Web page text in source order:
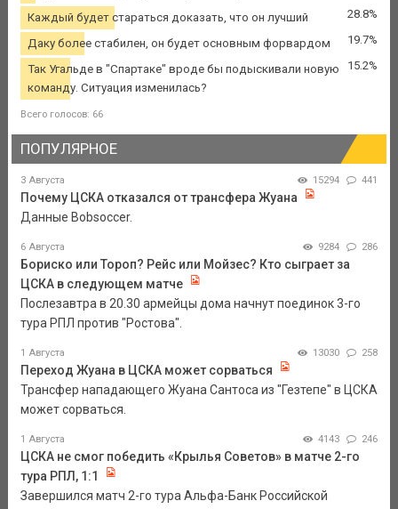
Каждый будет стараться доказать, что он лучший 28.8%
Даку более стабилен, он будет основным форвардом 19.7%
Так Угальде в "Спартаке" вроде бы подыскивали новую
команду. Ситуация изменилась?
15.2%
Всего голосов: 66
ПОПУЛЯРНОЕ
3 Августа 15294 441
Почему ЦСКА отказался от трансфера Жуана
Данные Bobsoccer.
6 Августа 9284 286
Бориско или Тороп? Рейс или Мойзес? Кто сыграет за
ЦСКА в следующем матче
Послезавтра в 20.30 армейцы дома начнут поединок 3-го
тура РПЛ против "Ростова".
1 Августа 13030 258
Переход Жуана в ЦСКА может сорваться
Трансфер нападающего Жуана Сантоса из "Гезтепе" в ЦСКА
может сорваться.
1 Августа 4143 246
ЦСКА не смог победить «Крылья Советов» в матче 2-го
тура РПЛ, 1:1
Завершился матч 2-го тура Альфа-Банк Российской